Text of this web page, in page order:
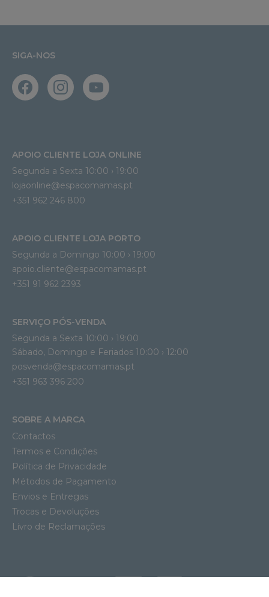
SIGA-NOS
APOIO CLIENTE LOJA ONLINE
Segunda a Sexta 10:00 › 19:00
lojaonline@espacomamas.pt
+351 962 246 800
APOIO CLIENTE LOJA PORTO
Segunda a Domingo 10:00 › 19:00
apoio.cliente@espacomamas.pt
+351 91 962 2393
SERVIÇO PÓS-VENDA
Segunda a Sexta 10:00 › 19:00
Sábado, Domingo e Feriados 10:00 › 12:00
posvenda@espacomamas.pt
+351 963 396 200
SOBRE A MARCA
Contactos
Termos e Condições
Política de Privacidade
Métodos de Pagamento
Envios e Entregas
Trocas e Devoluções
Livro de Reclamações